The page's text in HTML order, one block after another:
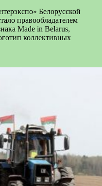
Белорусской
правообладателем
Made in Belarus,
коллективных